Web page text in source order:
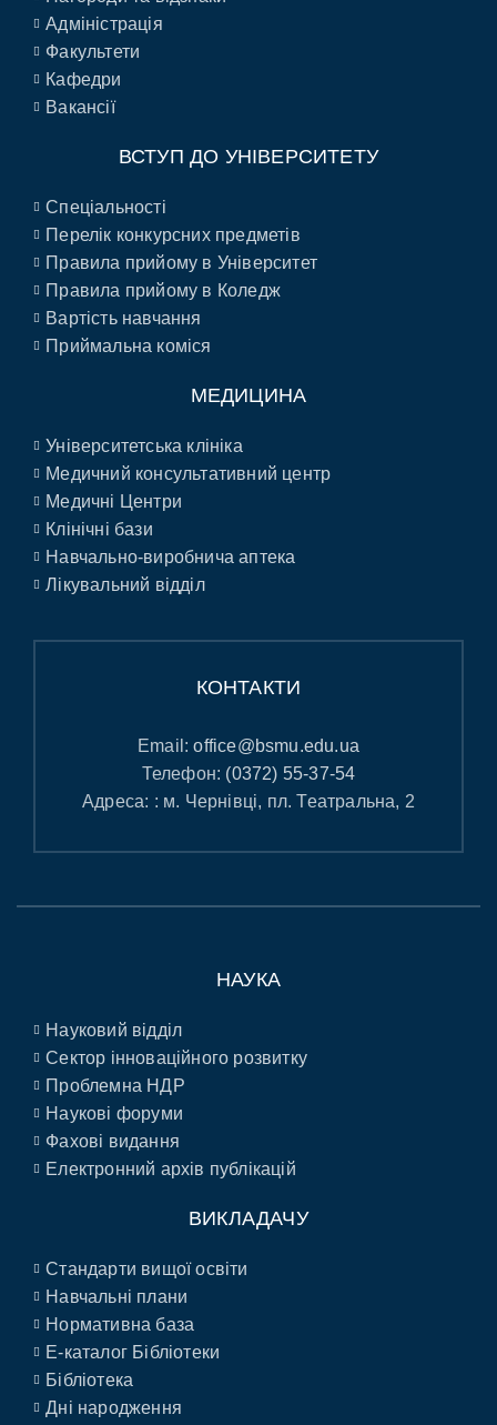
Адміністрація
Факультети
Кафедри
Вакансії
ВСТУП ДО УНІВЕРСИТЕТУ
Спеціальності
Перелік конкурсних предметів
Правила прийому в Університет
Правила прийому в Коледж
Вартість навчання
Приймальна коміся
МЕДИЦИНА
Університетська клініка
Медичний консультативний центр
Медичні Центри
Клінічні бази
Навчально-виробнича аптека
Лікувальний відділ
КОНТАКТИ
Email:office@bsmu.edu.ua
Телефон: (0372) 55-37-54
Адреса: : м. Чернівці, пл. Театральна, 2
НАУКА
Науковий відділ
Сектор інноваційного розвитку
Проблемна НДР
Наукові форуми
Фахові видання
Електронний архів публікацій
ВИКЛАДАЧУ
Стандарти вищої освіти
Навчальні плани
Нормативна база
E-каталог Бібліотеки
Бібліотека
Дні народження